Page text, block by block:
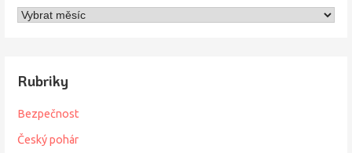
Archivy
Rubriky
Bezpečnost
Český pohár